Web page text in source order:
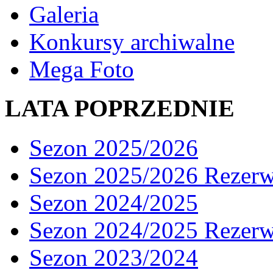
Galeria
Konkursy archiwalne
Mega Foto
LATA POPRZEDNIE
Sezon 2025/2026
Sezon 2025/2026
Sezon 2024/2025
Sezon 2024/2025
Sezon 2023/2024